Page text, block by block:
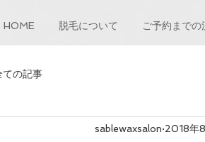
HOME 脱毛について ご予約までの
ての記事
sablewaxsalon 2018年